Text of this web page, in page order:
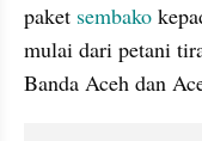
paket sembako
mulai dari petani
Banda Aceh dan